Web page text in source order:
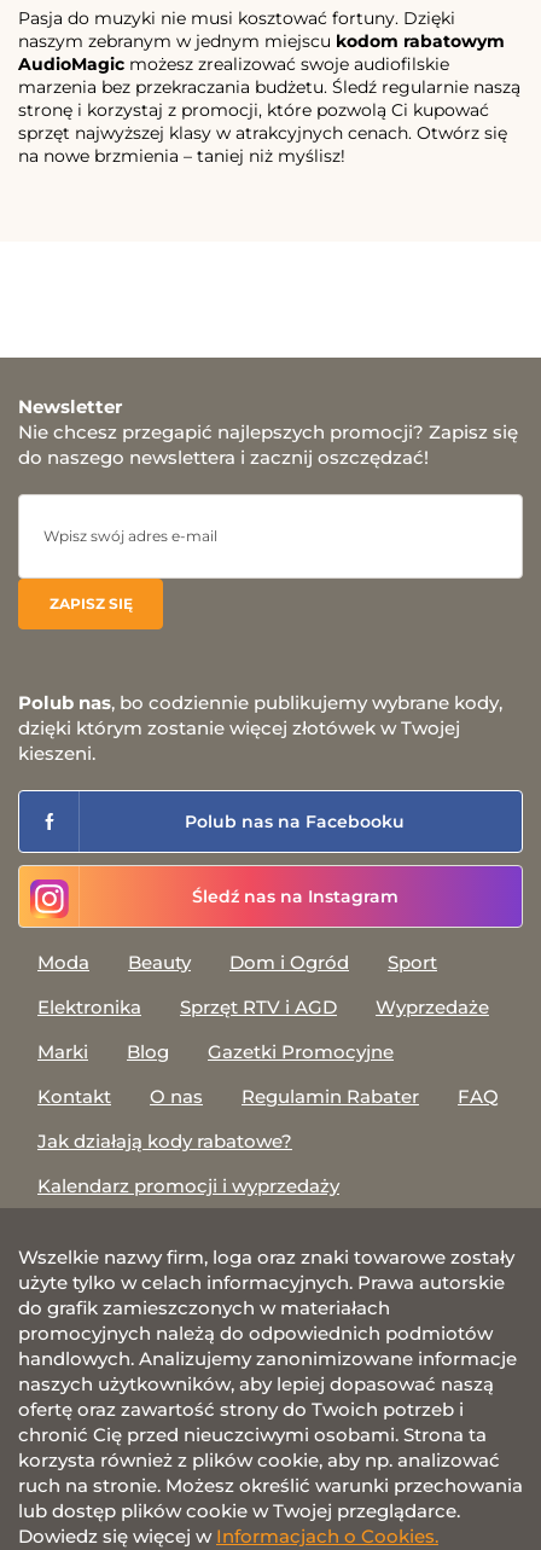
Pasja do muzyki nie musi kosztować fortuny. Dzięki
naszym zebranym w jednym miejscu kodom rabatowym
AudioMagic możesz zrealizować swoje audiofilskie
marzenia bez przekraczania budżetu. Śledź regularnie naszą
stronę i korzystaj z promocji, które pozwolą Ci kupować
sprzęt najwyższej klasy w atrakcyjnych cenach. Otwórz się
na nowe brzmienia – taniej niż myślisz!
Newsletter
Nie chcesz przegapić najlepszych promocji? Zapisz się
do naszego newslettera i zacznij oszczędzać!
Polub nas, bo codziennie publikujemy wybrane kody,
dzięki którym zostanie więcej złotówek w Twojej
kieszeni.
Polub nas na Facebooku
Śledź nas na Instagram
Moda Beauty Dom i Ogród
Sport
Elektronika
Sprzęt RTV i AGD
Wyprzedaże
Marki
Blog
Gazetki Promocyjne
Kontakt
O nas Regulamin Rabater
FAQ
Jak działają kody rabatowe?
Kalendarz promocji i wyprzedaży
Wszelkie nazwy firm, loga oraz znaki towarowe zostały
użyte tylko w celach informacyjnych. Prawa autorskie
do grafik zamieszczonych w materiałach
promocyjnych należą do odpowiednich podmiotów
handlowych. Analizujemy zanonimizowane informacje
naszych użytkowników, aby lepiej dopasować naszą
ofertę oraz zawartość strony do Twoich potrzeb i
chronić Cię przed nieuczciwymi osobami. Strona ta
korzysta również z plików cookie, aby np. analizować
ruch na stronie. Możesz określić warunki przechowania
lub dostęp plików cookie w Twojej przeglądarce.
Dowiedz się więcej w Informacjach o Cookies.